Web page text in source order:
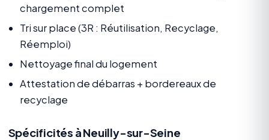
chargement complet
Tri sur place (3R : Réutilisation, Recyclage,
Réemploi)
Nettoyage final du logement
Attestation de débarras + bordereaux de
recyclage
Spécificités à Neuilly-sur-Seine